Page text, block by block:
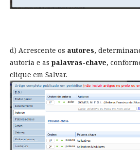
d) Acrescente os autores,
autoria e as palavras-chave,
clique em Salvar.